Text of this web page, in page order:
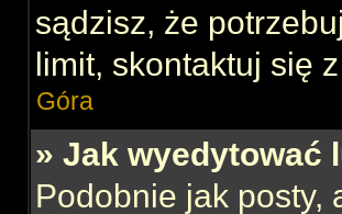
sądzisz, że
limit, skontaktuj się
Góra
» Jak wyedytować
Podobnie jak posty,